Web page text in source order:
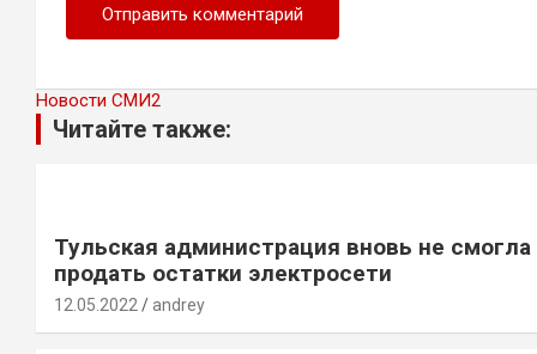
Новости СМИ2
Читайте также:
Тульская администрация вновь не смогла
продать остатки электросети
12.05.2022 andrey